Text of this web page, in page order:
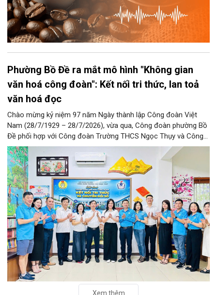
Phường Bồ Đề ra mắt mô hình "Không gian
văn hoá công đoàn": Kết nối tri thức, lan toả
văn hoá đọc
Chào mừng kỷ niệm 97 năm Ngày thành lập Công đoàn Việt
Nam (28/7/1929 – 28/7/2026), vừa qua, Công đoàn phường Bồ
Đề phối hợp với Công đoàn Trường THCS Ngọc Thụy và Công
đoàn Trường Tiểu học Ái Mộ B tổ chức Lễ ra mắt Mô hình
“Không gian văn hóa công đoàn”.
Xem thêm